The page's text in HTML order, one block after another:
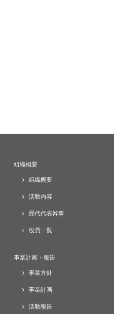
組織概要
組織概要
活動内容
歴代代表幹事
役員一覧
事業計画・報告
事業方針
事業計画
活動報告